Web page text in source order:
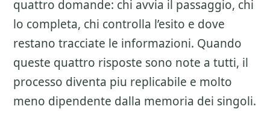
quattro domande: chi avvia il passaggio, chi
lo completa, chi controlla l’esito e dove
restano tracciate le informazioni. Quando
queste quattro risposte sono note a tutti, il
processo diventa piu replicabile e molto
meno dipendente dalla memoria dei singoli.